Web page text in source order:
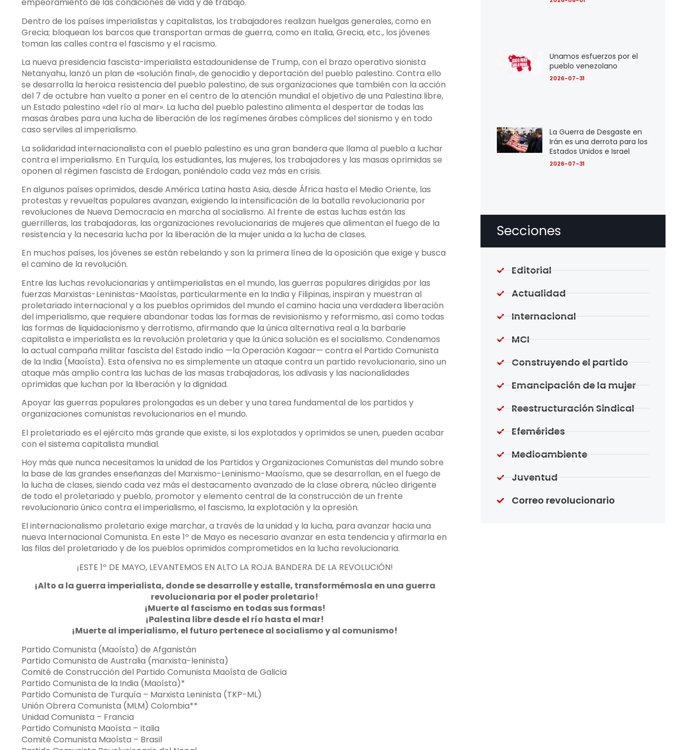
empeoramiento de las condiciones de vida y de trabajo.
Dentro de los países imperialistas y capitalistas, los trabajadores realizan huelgas generales, como en
Grecia; bloquean los barcos que transportan armas de guerra, como en Italia, Grecia, etc., los jóvenes
toman las calles contra el fascismo y el racismo.
La nueva presidencia fascista-imperialista estadounidense de Trump, con el brazo operativo sionista
Netanyahu, lanzó un plan de «solución final», de genocidio y deportación del pueblo palestino. Contra ello
se desarrolla la heroica resistencia del pueblo palestino, de sus organizaciones que también con la acción
del 7 de octubre han vuelto a poner en el centro de la atención mundial el objetivo de una Palestina libre,
un Estado palestino «del río al mar». La lucha del pueblo palestino alimenta el despertar de todas las
masas árabes para una lucha de liberación de los regímenes árabes cómplices del sionismo y en todo
caso serviles al imperialismo.
La solidaridad internacionalista con el pueblo palestino es una gran bandera que llama al pueblo a luchar
contra el imperialismo. En Turquía, los estudiantes, las mujeres, los trabajadores y las masas oprimidas se
oponen al régimen fascista de Erdogan, poniéndolo cada vez más en crisis.
En algunos países oprimidos, desde América Latina hasta Asia, desde África hasta el Medio Oriente, las
protestas y revueltas populares avanzan, exigiendo la intensificación de la batalla revolucionaria por
revoluciones de Nueva Democracia en marcha al socialismo. Al frente de estas luchas están las
guerrilleras, las trabajadoras, las organizaciones revolucionarias de mujeres que alimentan el fuego de la
resistencia y la necesaria lucha por la liberación de la mujer unida a la lucha de clases.
En muchos países, los jóvenes se están rebelando y son la primera línea de la oposición que exige y busca
el camino de la revolución.
Entre las luchas revolucionarias y antiimperialistas en el mundo, las guerras populares dirigidas por las
fuerzas Marxistas-Leninistas-Maoístas, particularmente en la India y Filipinas, inspiran y muestran al
proletariado internacional y a los pueblos oprimidos del mundo el camino hacia una verdadera liberación
del imperialismo, que requiere abandonar todas las formas de revisionismo y reformismo, así como todas
las formas de liquidacionismo y derrotismo, afirmando que la única alternativa real a la barbarie
capitalista e imperialista es la revolución proletaria y que la única solución es el socialismo. Condenamos
la actual campaña militar fascista del Estado indio —la Operación Kagaar— contra el Partido Comunista
de la India (Maoísta). Esta ofensiva no es simplemente un ataque contra un partido revolucionario, sino un
ataque más amplio contra las luchas de las masas trabajadoras, los adivasis y las nacionalidades
oprimidas que luchan por la liberación y la dignidad.
Apoyar las guerras populares prolongadas es un deber y una tarea fundamental de los partidos y
organizaciones comunistas revolucionarios en el mundo.
El proletariado es el ejército más grande que existe, si los explotados y oprimidos se unen, pueden acabar
con el sistema capitalista mundial.
Hoy más que nunca necesitamos la unidad de los Partidos y Organizaciones Comunistas del mundo sobre
la base de las grandes enseñanzas del Marxismo-Leninismo-Maoísmo, que se desarrollan, en el fuego de
la lucha de clases, siendo cada vez más el destacamento avanzado de la clase obrera, núcleo dirigente
de todo el proletariado y pueblo, promotor y elemento central de la construcción de un frente
revolucionario único contra el imperialismo, el fascismo, la explotación y la opresión.
El internacionalismo proletario exige marchar, a través de la unidad y la lucha, para avanzar hacia una
nueva Internacional Comunista. En este 1º de Mayo es necesario avanzar en esta tendencia y afirmarla en
las filas del proletariado y de los pueblos oprimidos comprometidos en la lucha revolucionaria.
¡ESTE 1º DE MAYO, LEVANTEMOS EN ALTO LA ROJA BANDERA DE LA REVOLUCIÓN!
¡Alto a la guerra imperialista, donde se desarrolle y estalle, transformémosla en una guerra
revolucionaria por el poder proletario!
¡Muerte al fascismo en todas sus formas!
¡Palestina libre desde el río hasta el mar!
¡Muerte al imperialismo, el futuro pertenece al socialismo y al comunismo!
Partido Comunista (Maoísta) de Afganistán
Partido Comunista de Australia (marxista-leninista)
Comité de Construcción del Partido Comunista Maoísta de Galicia
Partido Comunista de la India (Maoísta)*
Partido Comunista de Turquía – Marxista Leninista (TKP-ML)
Unión Obrera Comunista (MLM) Colombia**
Unidad Comunista – Francia
Partido Comunista Maoísta – Italia
Comité Comunista Maoísta – Brasil
Unamos esfuerzos por el
pueblo venezolano
2026-07-31
La Guerra de Desgaste en
Irán es una derrota para los
Estados Unidos e Israel
2026-07-31
Secciones
Editorial
Actualidad
Internacional
MCI
Construyendo el partido
Emancipación de la mujer
Reestructuración Sindical
Efemérides
Medioambiente
Juventud
Correo revolucionario